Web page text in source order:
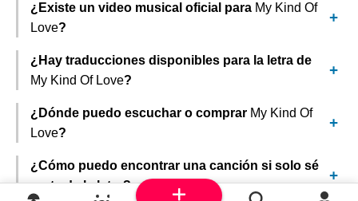
¿Existe un video musical oficial para My Kind Of
Love?
¿Hay traducciones disponibles para la letra de
My Kind Of Love?
¿Dónde puedo escuchar o comprar My Kind Of
Love?
¿Cómo puedo encontrar una canción si solo sé
parte de la letra?